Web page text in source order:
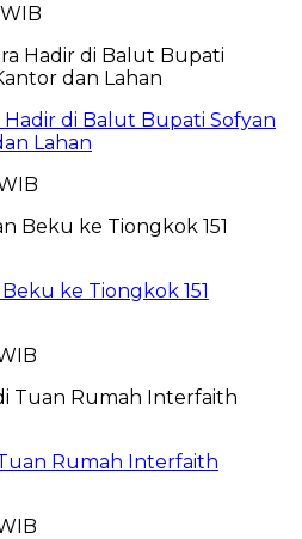
Hadir di Balut Bupati Sofyan
Lahan
ke Tiongkok 151
Rumah Interfaith